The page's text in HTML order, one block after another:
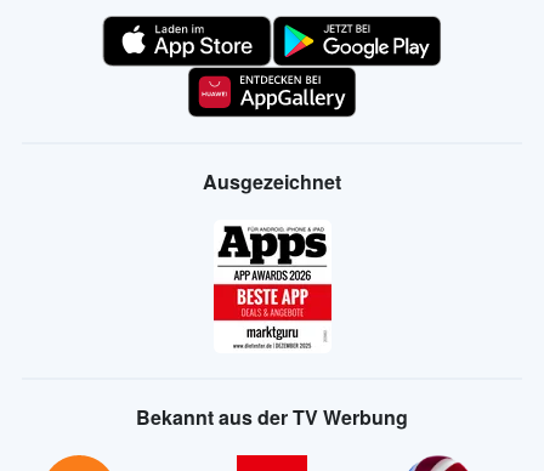
Ausgezeichnet
Bekannt aus der TV Werbung